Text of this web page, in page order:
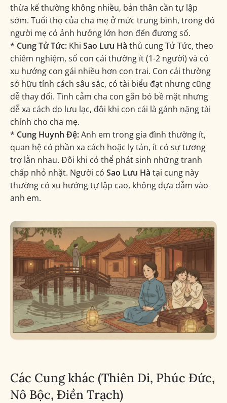
thừa kế thường không nhiều, bản thân cần tự lập
sớm. Tuổi thọ của cha mẹ ở mức trung bình, trong đó
người mẹ có ảnh hưởng lớn hơn đến đương số.
* Cung Tử Tức: Khi Sao Lưu Hà thủ cung Tử Tức, theo
chiêm nghiệm, số con cái thường ít (1-2 người) và có
xu hướng con gái nhiều hơn con trai. Con cái thường
sở hữu tính cách sâu sắc, có tài biểu đạt nhưng cũng
dễ thay đổi. Tình cảm cha con gắn bó bề mặt nhưng
dễ xa cách do lưu lạc, đôi khi con cái là gánh nặng tài
chính cho cha mẹ.
* Cung Huynh Đệ:Anh em trong gia đình thường ít,
quan hệ có phần xa cách hoặc ly tán, ít có sự tương
trợ lẫn nhau. Đôi khi có thể phát sinh những tranh
chấp nhỏ nhặt. Người có Sao Lưu Hà tại cung này
thường có xu hướng tự lập cao, không dựa dẫm vào
anh em.
Các Cung khác (Thiên Di, Phúc Đức,
Nô Bộc, Điền Trạch)